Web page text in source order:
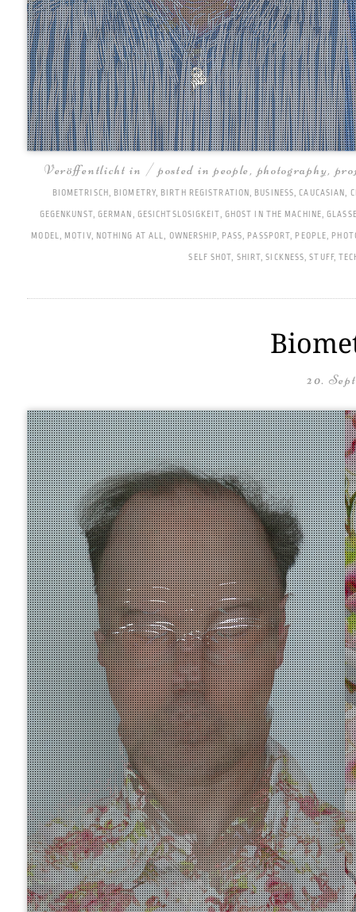
Veröffentlicht in / posted in people, photography,
BIOMETRISCH, BIOMETRY, BIRTH REGISTRATION, BUSINESS,CAUCASIAN,
GEGENKUNST, GERMAN , GESICHTSLOSIGKEIT, GHOST IN THE MACHINE,
MODEL, MOTIV, NOTHING AT ALL, OWNERSHIP, PASS, PASSPORT, PEOPLE,
SELF SHOT, SHIRT,SICKNESS,STUFF,
20.